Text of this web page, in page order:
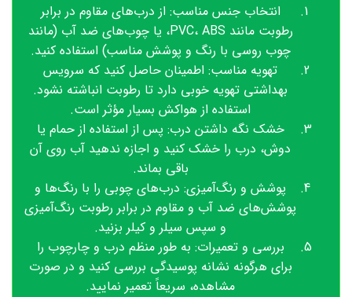
انتخاب جنس مناسب: از درب‌های مقاوم در برابر
رطوبت مانند PVC، ABS، یا چوب‌های ضد آب (مانند
چوب روسی با رنگ و پوشش مناسب) استفاده کنید.
تهویه مناسب: اطمینان حاصل کنید که سرویس
بهداشتی تهویه خوبی دارد تا رطوبت انباشته نشود.
استفاده از هواکش بسیار مؤثر است.
خشک نگه داشتن درب: پس از استفاده از حمام یا
دوش، درب را خشک کنید و اجازه ندهید آب روی آن
باقی بماند.
پوشش و رنگ‌آمیزی: درب‌های چوبی را با رنگ‌ها و
پوشش‌های ضد آب و مقاوم در برابر رطوبت رنگ‌آمیزی
و سپس سیلر و کیلر بزنید.
بررسی و تعمیرات: به طور منظم درب و چارچوب را
برای هرگونه نشانه پوسیدگی بررسی کنید و در صورت
مشاهده، سریعاً تعمیر نمایید.